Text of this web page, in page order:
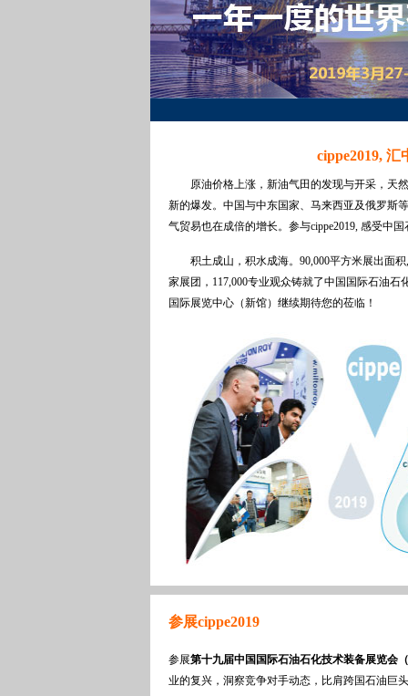
cippe2019,
原油价格上涨，新油气田的发现与开采，天
新的爆发。中国与中东国家、马来西亚及俄罗斯
气贸易也在成倍的增长。参与cippe2019, 感受中
积土成山，积水成海。90,000平方米展出面
家展团，117,000专业观众铸就了中国国际石油石
国际展览中心（新馆）继续期待您的莅临！
参展cippe2019
参展第十九届中国国际石油石化技术装备展览会
业的复兴，洞察竞争对手动态，比肩跨国石油巨